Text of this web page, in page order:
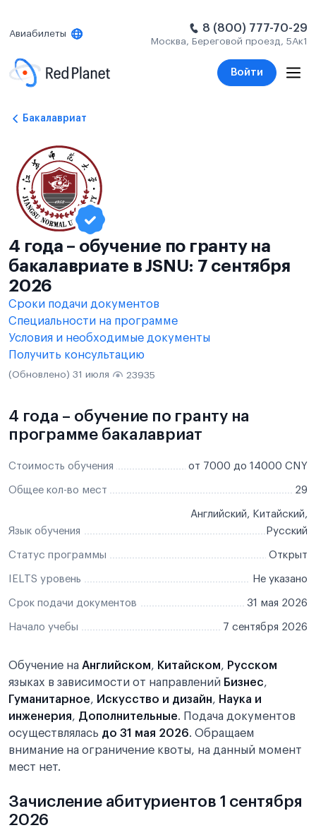
Авиабилеты 8 (800) 777-70-29
Москва, Береговой проезд, 5Ак1
Войти
Бакалавриат
4 года – обучение по гранту на
бакалавриате в JSNU: 7 сентября
2026
Сроки подачи документов
Специальности на программе
Условия и необходимые документы
Получить консультацию
(Обновлено) 31 июля 23935
4 года – обучение по гранту на
программе бакалавриат
Стоимость обучения от 7000 до 14000 CNY
Общее кол-во мест 29
Язык обучения
Английский, Китайский,
Русский
Статус программы Открыт
IELTS уровень Не указано
Срок подачи документов 31 мая 2026
Начало учебы 7 сентября 2026
Обучение на Английском, Китайском, Русском
языках в зависимости от направлений Бизнес,
Гуманитарное, Искусство и дизайн, Наука и
инженерия, Дополнительные. Подача документов
осуществлялась до 31 мая 2026. Обращаем
внимание на ограничение квоты, на данный момент
мест нет.
Зачисление абитуриентов 1 сентября
2026